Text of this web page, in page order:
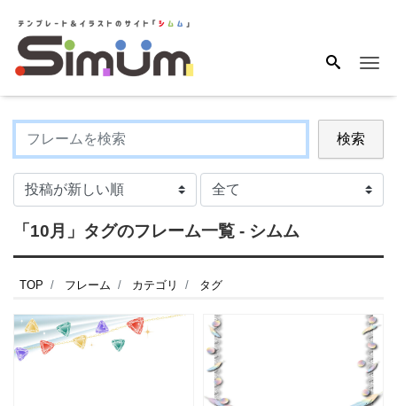
検索
「10月」タグのフレーム一覧 - シムム
TOP フレーム カテゴリ タグ